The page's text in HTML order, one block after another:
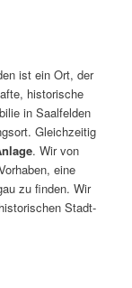
ist ein Ort, der
historische
in Saalfelden
Gleichzeitig
. Wir von
eine
zu finden. Wir
Stadt-